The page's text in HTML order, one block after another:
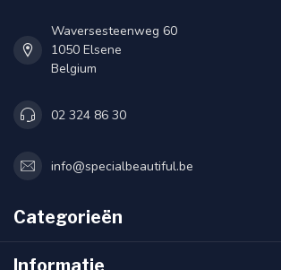
Waversesteenweg 60
1050 Elsene
Belgium
02 324 86 30
info@specialbeautiful.be
Categorieën
Informatie